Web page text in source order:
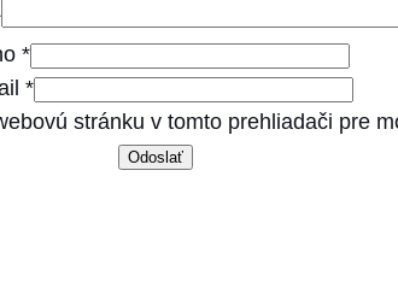
*
*
stránku v tomto prehliadači pre